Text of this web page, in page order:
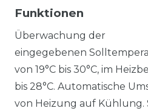
Funktionen
Überwachung der
eingegebenen
von 19°C bis 30°C, im
bis 28°C. Automatische
von Heizung auf Kühlung.